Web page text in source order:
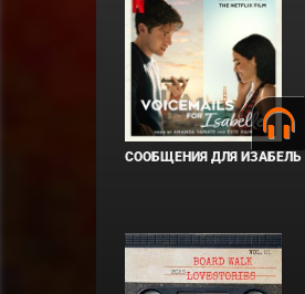
СООБЩЕНИЯ ДЛЯ ИЗАБЕЛЬ